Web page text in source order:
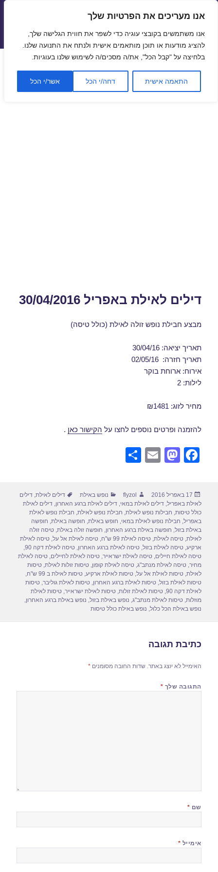
אנו מעריכים את הפרטיות שלך
אנו משתמשים בקובצי עוגיה כדי לשפר את חווית הגלישה שלך,
להציג מודעות או תוכן מותאמים אישית ולנתח את התנועה שלנו.
בלחיצה על "קבל הכל", את/ה מסכים/ה לשימוש שלנו בעוגיות.
התאמה אישית דחה/י הכל אשר/י הכל
תפריטים
ווידג'טים
דילים לאילת באפריל 30/04/2016
מבצע חבילת נופש זולה לאילת (כולל טיסה)
תאריך יציאה: 30/04/16
תאריך חזרה: 02/05/16
אירוח: ארוחת בוקר
לילות: 2
מחיר לזוג: ₪1481
להזמנה ופרטים נוספים לחצו על הקישור כאן .
F
e
b
o
o
k
M
o
d
o
n
E
e
פורסם
בתאריך
17 באפריל 2016 מחבר
flyzol קטגוריות
נופש באילת תגיות
דילים לאילת,דילים
לאילת באפריל,דילים לאילת במאי,דילים לאילת ברגע האחרון,דילים לאילת
כולל טיסות, חבילות נופש לאילת, חבילת נופש לאילת, חבילת נופש לאילת
באפריל, חבילת נופש לאילת במאי, חופש באילת, חופשה באילת, חופשה
באילת בזול, חופשה באילת ברגע האחרון, חופשה זולה באילת,טיסה זולה
לאילת,טיסה לאילת,טיסה לאילת 99 ש"ח ,טיסה לאילת אל על,טיסה לאילת
ארקיע,טיסה לאילת בזול,טיסה לאילת ברגע האחרון,טיסה לאילת דקה 90
,
טיסה לאילת חיילים,טיסה לאילת ישראייר,טיסה לאילת לחיילים,טיסה לאילת
מחיר,טיסה לאילת מנתב"ג,טיסה לאילת קופון,טיסות זולות לאילת,טיסות
לאילת,טיסות לאילת אל על,טיסות לאילת ארקיע,טיסות לאילת ב 99 ש"ח
,
טיסות לאילת בזול,טיסות לאילת ברגע האחרון,טיסות לאילת גוליבר,טיסות
לאילת דקה 90
,טיסות לאילת זולות,טיסות לאילת ישראייר,טיסות לאילת
מוזלות,טיסות לאילת מנתב"ג, נופש באילת בזול, נופש באילת ברגע האחרון,
נופש באילת הכל כלול, נופש באילת כולל טיסות
כתיבת תגובה
האימייל לא יוצג באתר. שדות החובה מסומנים*
התגובה שלך *
שם *
אימייל *